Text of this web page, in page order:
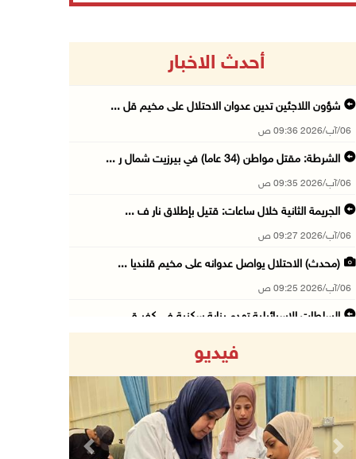
أحدث الاخبار
شؤون اللاجئين تدين عدوان الاحتلال على مخيم قل ...
06/آب/2026 09:36 ص
الشرطة: مقتل مواطن (34 عاما) في بيرزيت شمال ر ...
06/آب/2026 09:35 ص
الجريمة الثانية خلال ساعات: قتيل بإطلاق نار ف ...
06/آب/2026 09:27 ص
(محدث) الاحتلال يواصل عدوانه على مخيم قلنديا ...
06/آب/2026 09:25 ص
السلطات الإسرائيلية تهدم بناية سكنية في كفر ق ...
الاحتلال يعتقل 4 مواطنين من محافظة نابلس
06/آب/2026 08:36 ص
فيديو
Previous Next